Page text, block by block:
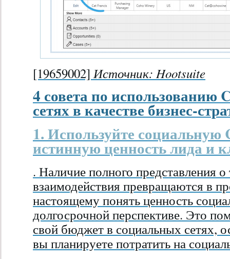
[19659002]Источник: Hootsuite
4 совета по использованию
сетях в качестве бизнес-
1. Используйте
истинную ценность лида и
. Наличие полного представления
взаимодействия превращаются в
настоящему понять ценность
долгосрочной перспективе. Это
свой бюджет в социальных сетях,
вы планируете потратить на